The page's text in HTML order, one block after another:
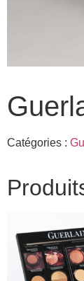
Catégories :